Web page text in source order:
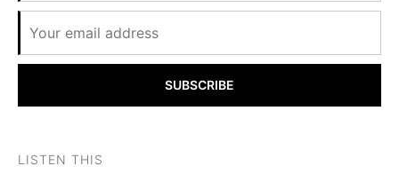
SUBSCRIBE
LISTEN THIS